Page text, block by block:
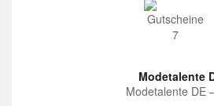
Modetalente
Modetalente DE